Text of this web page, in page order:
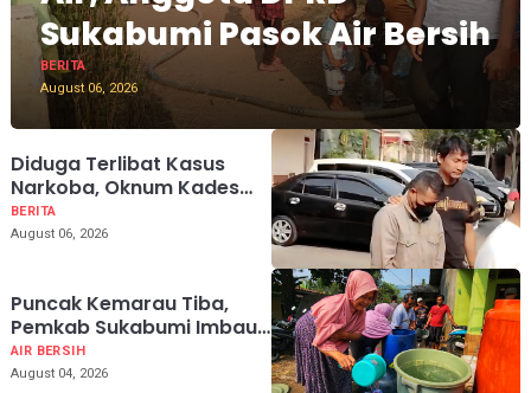
Sukabumi Pasok Air Bersih
BERITA
August 06, 2026
Diduga Terlibat Kasus
Narkoba, Oknum Kades
Tamanjaya Ciemas
Sukabumi Ditangkap Polisi
BERITA
August 06, 2026
Puncak Kemarau Tiba,
Pemkab Sukabumi Imbau
Warga Hemat Air
AIR BERSIH
August 04, 2026